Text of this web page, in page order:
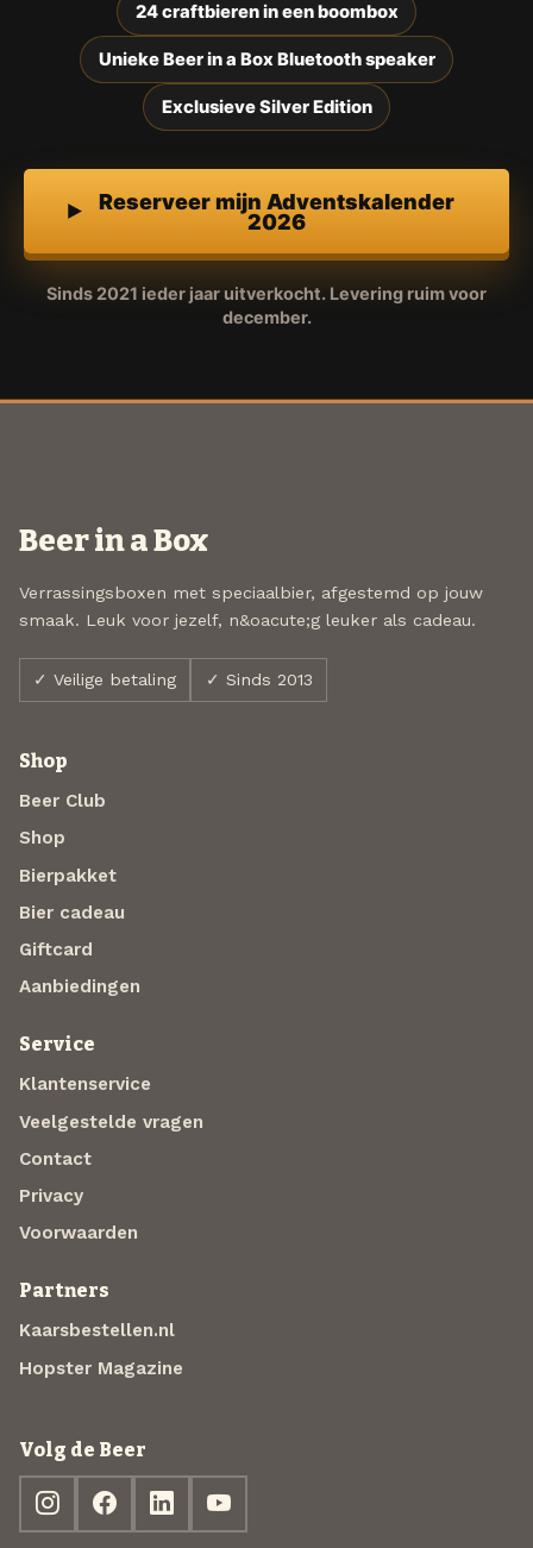
24 craftbieren in een boombox
Unieke Beer in a Box Bluetooth speaker
Exclusieve Silver Edition
Reserveer mijn Adventskalender
2026
Sinds 2021 ieder jaar uitverkocht. Levering ruim voor
december.
Beer in a Box
Verrassingsboxen met speciaalbier, afgestemd op jouw
smaak. Leuk voor jezelf, n&oacute;g leuker als cadeau.
✓ Veilige betaling ✓ Sinds 2013
Shop
Beer Club
Shop
Bierpakket
Bier cadeau
Giftcard
Aanbiedingen
Service
Klantenservice
Veelgestelde vragen
Contact
Privacy
Voorwaarden
Partners
Kaarsbestellen.nl
Hopster Magazine
Volg de Beer